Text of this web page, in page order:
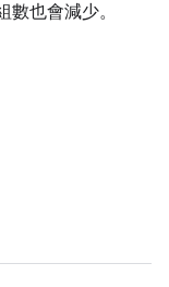
也會減少。